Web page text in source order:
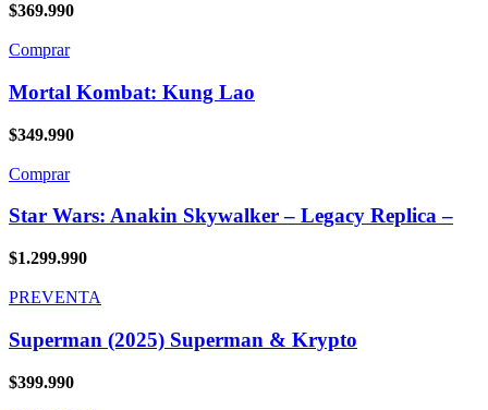
$369.990
Comprar
Mortal Kombat: Kung Lao
$349.990
Comprar
Star Wars: Anakin Skywalker – Legacy Replica –
$1.299.990
PREVENTA
Superman (2025) Superman & Krypto
$399.990